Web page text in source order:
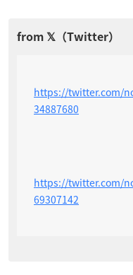
https://twitter.com/
34887680
https://twitter.com/
69307142